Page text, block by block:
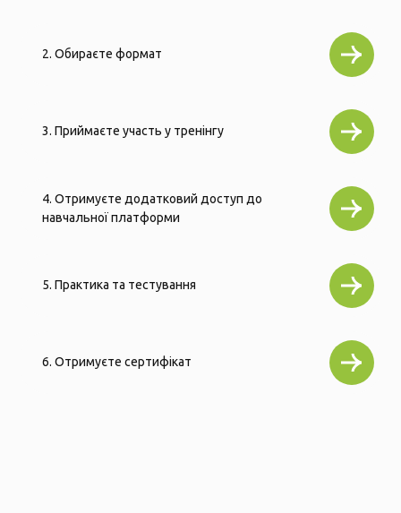
2. Обираєте формат
3. Приймаєте участь у тренінгу
4. Отримуєте додатковий доступ до
навчальної платформи
5. Практика та тестування
6. Отримуєте сертифікат